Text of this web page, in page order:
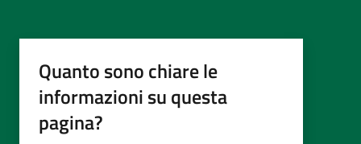
Quanto sono chiare le
informazioni su questa
pagina?